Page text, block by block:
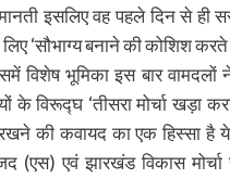
इसलिए वह पहले दिन से ही
‘सौभाग्य बनाने की कोशिश
विशेष भूमिका इस बार
के विरूद्घ ‘तीसरा मोर्चा
की कवायद का एक हिस्सा है
जद (एस) एवं झारखंड विकास